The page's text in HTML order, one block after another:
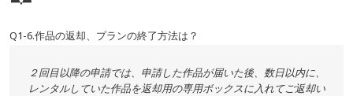
Q1-6.作品の返却、プランの終了方法は？
２回目以降の申請では、申請した作品が届いた後、数日以内に、
レンタルしていた作品を返却用の専用ボックスに入れてご返却い